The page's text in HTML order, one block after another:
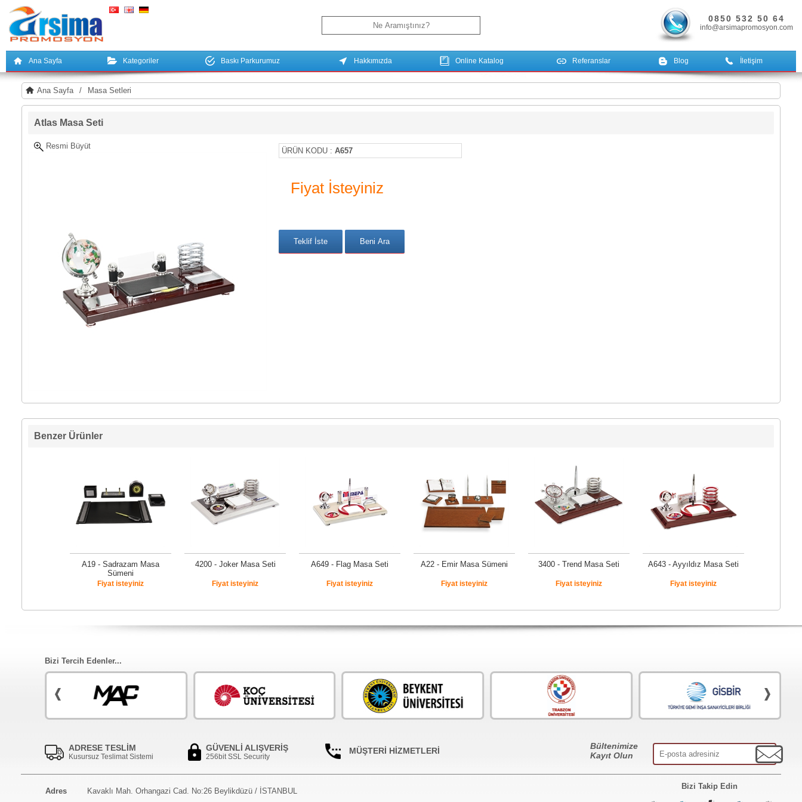
0850 532 50 64
info@arsimapromosyon.com
Ana Sayfa Kategoriler Baskı Parkurumuz Hakkımızda Online Katalog Referanslar Blog İletişim
Ana Sayfa / Masa Setleri
Atlas Masa Seti
Resmi Büyüt
ÜRÜN KODU : A657
Fiyat İsteyiniz
Benzer Ürünler
A19 - Sadrazam Masa
Sümeni
Fiyat isteyiniz
4200 - Joker Masa Seti
Fiyat isteyiniz
A649 - Flag Masa Seti
Fiyat isteyiniz
A22 - Emir Masa Sümeni
Fiyat isteyiniz
3400 - Trend Masa Seti
Fiyat isteyiniz
A643 - Ayyıldız Masa Seti
Fiyat isteyiniz
Bizi Tercih Edenler...
ADRESE TESLİM
Kusursuz Teslimat Sistemi
GÜVENLİ ALIŞVERİŞ
256bit SSL Security
MÜŞTERİ HİZMETLERİ
Bültenimize
Kayıt Olun
Bizi Takip Edin
Adres
Kavaklı Mah. Orhangazi Cad. No:26 Beylikdüzü / İSTANBUL